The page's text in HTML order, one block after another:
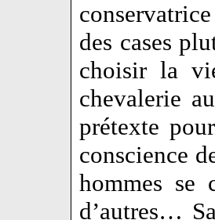
des cases
choisir la
chevalerie
prétexte
conscience
hommes se
d’autres…